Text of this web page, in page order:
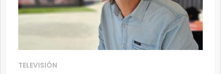
TELEVISIÓN